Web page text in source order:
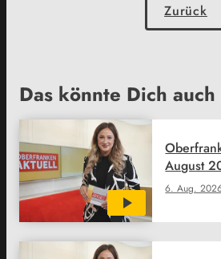
Zurück
Das könnte Dich
6. Aug.
August